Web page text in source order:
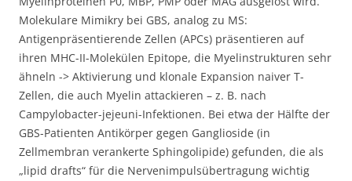
Molekulare Mimikry bei GBS, analog zu MS:
Antigenpräsentierende Zellen (APCs) präsentieren auf
ihren MHC-II-Molekülen Epitope, die Myelinstrukturen sehr
ähneln -> Aktivierung und klonale Expansion naiver T-
Zellen, die auch Myelin attackieren – z. B. nach
Campylobacter-jejeuni-Infektionen. Bei etwa der Hälfte der
GBS-Patienten Antikörper gegen Ganglioside (in
Zellmembran verankerte Sphingolipide) gefunden, die als
„lipid drafts“ für die Nervenimpulsübertragung wichtig